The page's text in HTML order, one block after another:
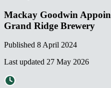
Mackay Goodwin
Grand Ridge Brewery​​​​‌ ‍ ​‍​‍‌‍ ‌ ​‍‌‍‍‌‌‍‌ ‌‍‍‌‌‍ ‍​‍​‍​ ‍‍​‍​‍‌ ​ ‌‍​‌‌‍ ‍‌‍‍‌‌ ‌​‌ ‍‌​‍ ‍‌‍‍‌‌‍ ​‍​‍​‍ ​​‍​‍‌‍‍​‌ ​‍‌‍‌‌‌‍‌‍​‍​‍​ ‍‍​‍​‍‌‍‍​‌ ‌​‌ ‌​‌ ​​‌ ​ ​ ‍‍​‍ ​‍ ‌‍ ‌‌‍​‌‌‍​ ‌‍‍ ‌‍​‌‌ ‍‌​‍ ‌‌‍‌ ‌‍ ‌‍ ‌‍‌​‌ ‌ ‌‍‍‌‌‍ ‍​‍ ‍‌ ​ ‌‍​‌‌‍ ‍‌‍‍‌‌ ‌​‌ ‍‌​‍ ‍‌ ​ ‌ ‌​‌ ‌‌‌‍‌​‌‍‍‌‌‍ ​‍ ‌ ​ ‌ ‌​‌ ‌‌‌‍‌​‌‍‍‌‌‍ ​‍ ‌‍‍‌‌‍ ‍‌ ‌​‌‍‌‌‌‍ ‍‌ ‌​​‍ ‌‍‌‌‌‍‌​‌‍‍‌‌ ‌​​‍ ‌‍ ‌‌‍ ‌‍‌​‌‍‌‌​ ‌‌ ​​‌ ​‍‌‍‌‌‌ ​ ‌‍‌‌‌‍ ‍‌ ‌​‌‍​‌‌ ‌​‌‍‍‌‌‍ ‌‍ ‍​ ‍ ‌‍‍‌‌‍‌​​ ‌‌‍​ ‌‍‌​​ ​‍​ ‍‌​ ‍​​ ‌‌​ ‌​​ ​‌​‍ ‌​ ​​‌‍‌‍‌‍​ ​ ‌‌​‍ ‌​ ‌​‌‍‌‌‌‍​‌​ ​‍​‍ ‌​ ‍‌‌‍​‍​ ‌‌‌‍​ ​‍ ‌​ ‍‌‌‍​‍‌‍​‌​ ​​​ ​ ‌‍​‌‌‍‌‌​ ‌‌‌‍‌‍‌‍‌‍‌‍​ ​ ‍​​ ‍ ‌ ‌​‌ ‍‌‌ ​​‌‍‌‌​ ‌‌ ​​‌‍ ‌ ​ ‌ ‌​​ ‍ ‌ ​​‌‍​‌‌ ‌​‌‍‍​​ ‌‌ ‌​‌‍‍‌‌ ‌​‌‍ ​‌‍‌‌​ ‌‍​‍‌‍​‌‌ ​ ‌‍‌‌‌‌‌‌‌ ​‍‌‍ ​​ ‌‌‍‍​‌ ‌​‌ ‌​‌ ​​‌ ​ ​‍‌‌​ ​ ‌​​‌​‍‌‌​ ​‍‌​‌‍​‍‌‌​ ​‍‌​‌‍‌‍ ‌‌‍​‌‌‍​ ‌‍‍ ‌‍​‌‌ ‍‌​‍ ‌‌‍‌ ‌‍ ‌‍ ‌‍‌​‌ ‌ ‌‍‍‌‌‍ ‍​‍ ‍‌ ​ ‌‍​‌‌‍ ‍‌‍‍‌‌ ‌​‌ ‍‌​‍ ‍‌ ​ ‌ ‌​‌ ‌‌‌‍‌​‌‍‍‌‌‍ ​‍‌‌​ ​‍‌​‌‍‌ ​ ‌ ‌​‌ ‌‌‌‍‌​‌‍‍‌‌‍ ​‍‌‍‌‍‍‌‌‍‌​​ ‌‌‍​ ‌‍‌​​ ​‍​ ‍‌​ ‍​​ ‌‌​ ‌​​ ​‌​‍ ‌​ ​​‌‍‌‍‌‍​ ​ ‌‌​‍ ‌​ ‌​‌‍‌‌‌‍​‌​ ​‍​‍ ‌​ ‍‌‌‍​‍​ ‌‌‌‍​ ​‍ ‌​ ‍‌‌‍​‍‌‍​‌​ ​​​ ​ ‌‍​‌‌‍‌‌​ ‌‌‌‍‌‍‌‍‌‍‌‍​ ​ ‍​​‍‌‍‌ ‌​‌ ‍‌‌ ​​‌‍‌‌​ ‌‌ ​​‌‍ ‌ ​ ‌ ‌​​‍‌‍‌ ​​‌‍​‌‌ ‌​‌‍‍​​ ‌‌ ‌​‌‍‍‌‌ ‌​‌‍ ​‌‍‌‌​‍‌‍‌ ​​‌‍‌‌‌ ​‍‌ ​ ‌ ​​‌‍‌‌‌‍​ ‌ ‌​‌‍‍‌‌ ‌‍‌‍‌‌​ ‌‌ ​​‌ ‌‌‌‍​‍‌‍ ​‌‍‍‌‌ ​ ‌‍‍​‌‍‌‌‌‍‌​​‍​‍‌ ‌
Published 8 April 2024
Last updated 27 May 2026